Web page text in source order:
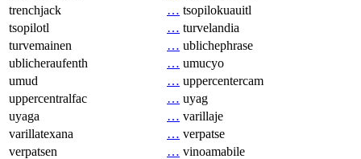
trenchjack
… tsopilokuauitl
tsopilotl
… turvelandia
turvemainen
… ublichephrase
ublicheraufenth
… umucyo
umud
… uppercentercam
uppercentralfac
… uyag
uyaga
… varillaje
varillatexana
… verpatse
verpatsen
… vinoamabile